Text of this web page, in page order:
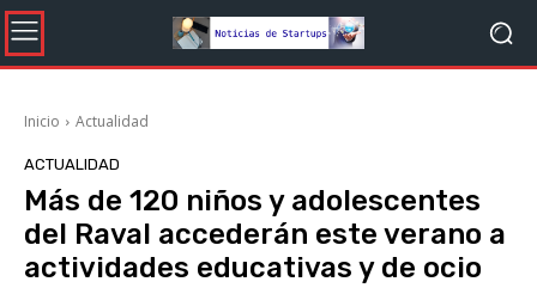
Inicio Actualidad
ACTUALIDAD
Más de 120 niños y adolescentes
del Raval accederán este verano a
actividades educativas y de ocio